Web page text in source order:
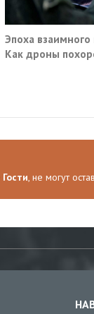
Эпоха
Как дроны
Гости, не могут